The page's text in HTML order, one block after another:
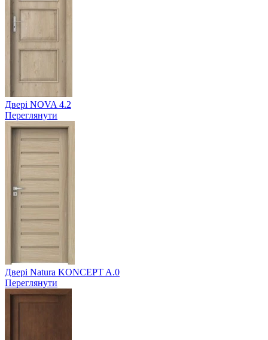
Двері NOVA 4.2
Переглянути
Двері Natura KONCEPT A.0
Переглянути